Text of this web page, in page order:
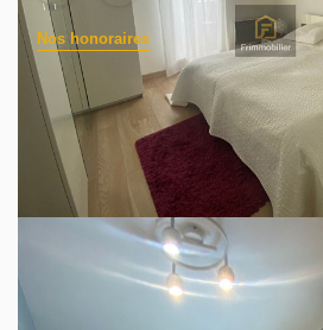
Nos honoraires
Dans résidence récente de 2001 en
pièces de 44.96m² avec balcon
Séjour donnant sur un balcon
aménagée et équipée ouverte - 1
1 salle de bain avec W-C
L'appartement dispose d'une place
Les informations sur les risques